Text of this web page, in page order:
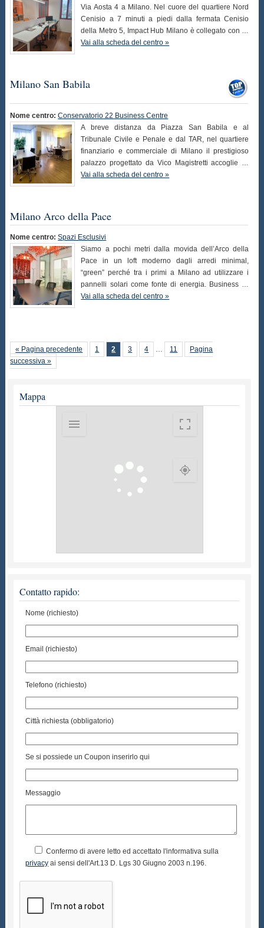
Via Aosta 4 a Milano. Nel cuore del quartiere Nord
Cenisio a 7 minuti a piedi dalla fermata Cenisio
della Metro 5, Impact Hub Milano è collegato con …
Vai alla scheda del centro »
Milano San Babila
Nome centro: Conservatorio 22 Business Centre
A breve distanza da Piazza San Babila e al
Tribunale Civile e Penale e dal TAR, nel quartiere
finanziario e commerciale di Milano il prestigioso
palazzo progettato da Vico Magistretti accoglie …
Vai alla scheda del centro »
Milano Arco della Pace
Nome centro: Spazi Esclusivi
Siamo a pochi metri dalla movida dell’Arco della
Pace in un loft moderno dagli arredi minimal,
“green” perché tra i primi a Milano ad utilizzare i
pannelli solari come fonte di energia. Business …
Vai alla scheda del centro »
« Pagina precedente 1 2 3 4 … 11
Pagina
successiva »
Mappa
Contatto rapido:
Nome (richiesto)
Email (richiesto)
Telefono (richiesto)
Città richiesta (obbligatorio)
Se si possiede un Coupon inserirlo qui
Messaggio
Confermo di avere letto ed accettato l'informativa sulla
privacy ai sensi dell'Art.13 D. Lgs 30 Giugno 2003 n.196.